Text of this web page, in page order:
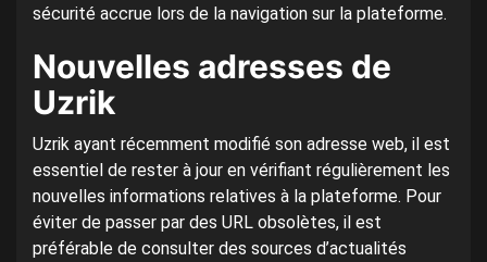
sécurité accrue lors de la navigation sur la plateforme.
Nouvelles adresses de
Uzrik
Uzrik ayant récemment modifié son adresse web, il est
essentiel de rester à jour en vérifiant régulièrement les
nouvelles informations relatives à la plateforme. Pour
éviter de passer par des URL obsolètes, il est
préférable de consulter des sources d’actualités